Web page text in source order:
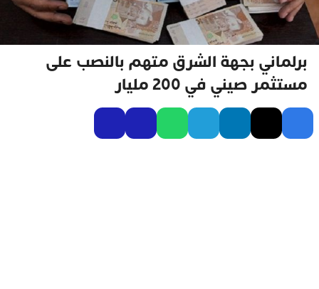
برلماني بجهة الشرق متهم بالنصب على
مستثمر صيني في 200 مليار